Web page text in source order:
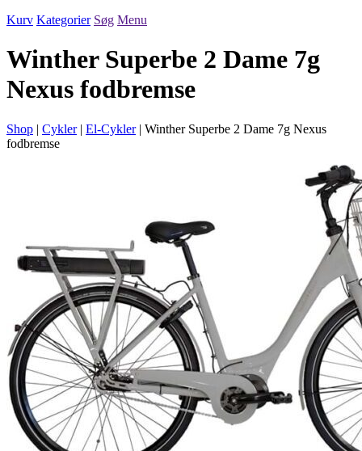
Kurv Kategorier Søg Menu
Winther Superbe 2 Dame 7g
Nexus fodbremse
Shop | Cykler| El-Cykler| Winther Superbe 2 Dame 7g Nexus
fodbremse